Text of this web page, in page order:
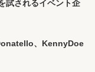
試されるイベント企
、KennyDoe